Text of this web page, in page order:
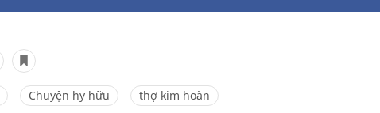
Chuyện hy hữu thợ kim hoàn